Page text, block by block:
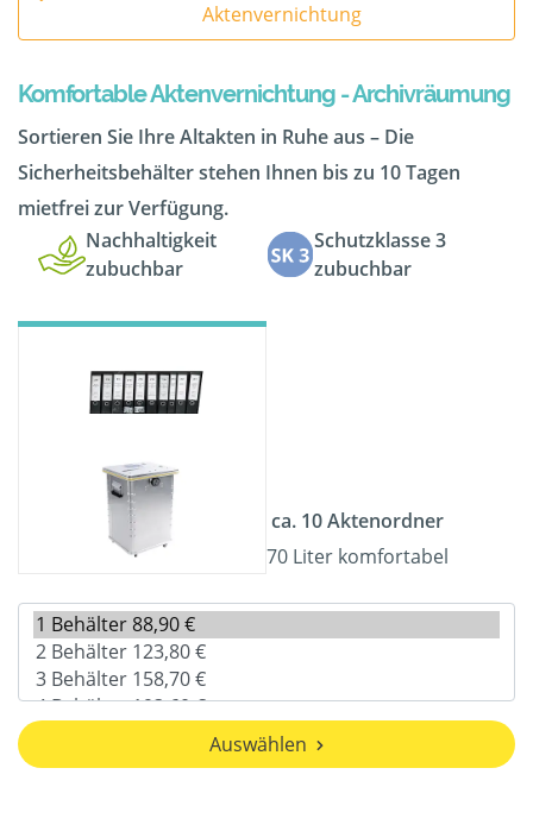
Aktenvernichtung
Komfortable Aktenvernichtung - Archivräumung
Sortieren Sie Ihre Altakten in Ruhe aus – Die
Sicherheitsbehälter stehen Ihnen bis zu 10 Tagen
mietfrei zur Verfügung.
Nachhaltigkeit
zubuchbar
Schutzklasse 3
zubuchbar
ca. 10 Aktenordner
70 Liter komfortabel
Auswählen